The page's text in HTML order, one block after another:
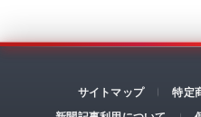
サイトマップ
特定